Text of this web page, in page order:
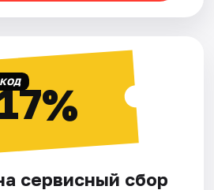
сервисный сбор